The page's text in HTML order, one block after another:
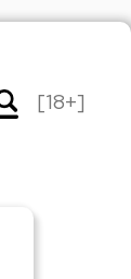
[18+]